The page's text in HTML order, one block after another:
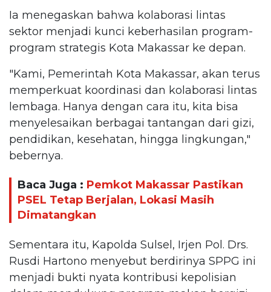
Ia menegaskan bahwa kolaborasi lintas
sektor menjadi kunci keberhasilan program-
program strategis Kota Makassar ke depan.
"Kami, Pemerintah Kota Makassar, akan terus
memperkuat koordinasi dan kolaborasi lintas
lembaga. Hanya dengan cara itu, kita bisa
menyelesaikan berbagai tantangan dari gizi,
pendidikan, kesehatan, hingga lingkungan,"
bebernya.
Baca Juga : Pemkot Makassar Pastikan
PSEL Tetap Berjalan, Lokasi Masih
Dimatangkan
Sementara itu, Kapolda Sulsel, Irjen Pol. Drs.
Rusdi Hartono menyebut berdirinya SPPG ini
menjadi bukti nyata kontribusi kepolisian